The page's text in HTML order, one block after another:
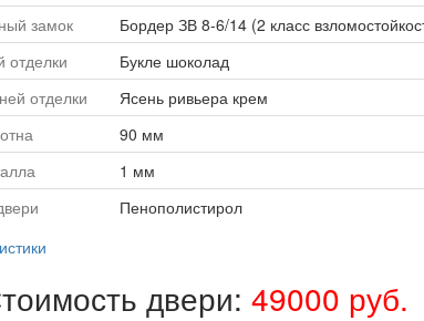
замок
Бордер ЗВ 8-6/14 (2 класс
отделки
Букле шоколад
отделки
Ясень ривьера крем
90 мм
1 мм
Пенополистирол
двери: 49000 руб.